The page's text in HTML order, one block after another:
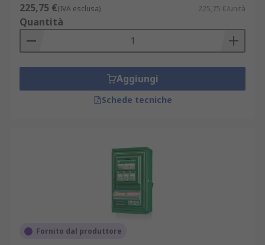
225,75 €(IVA esclusa) 225,75 €/unità
Quantità
Aggiungi
Schede tecniche
Fornito dal produttore